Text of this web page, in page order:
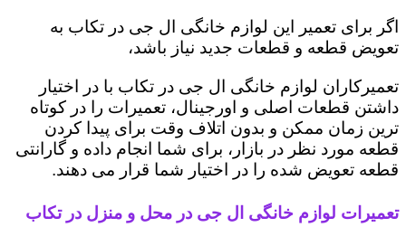
اگر برای تعمیر این لوازم خانگی ال جی در تکاب به
تعویض قطعه و قطعات جدید نیاز باشد،
تعمیرکاران لوازم خانگی ال جی در تکاب با در اختیار
داشتن قطعات اصلی و اورجینال، تعمیرات را در کوتاه
ترین زمان ممکن و بدون اتلاف وقت برای پیدا کردن
قطعه مورد نظر در بازار، برای شما انجام داده و گارانتی
قطعه تعویض شده را در اختیار شما قرار می دهند.
تعمیرات لوازم خانگی ال جی در محل و منزل در تکاب